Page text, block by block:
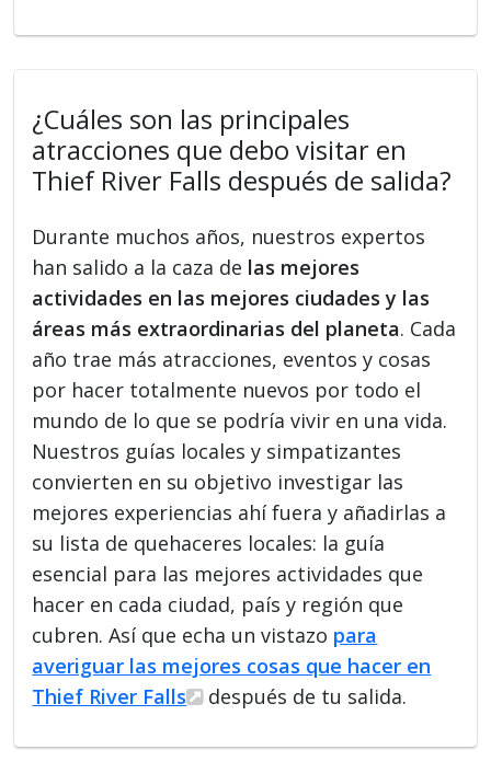
¿Cuáles son las principales
atracciones que debo visitar en
Thief River Falls después de salida?
Durante muchos años, nuestros expertos
han salido a la caza de las mejores
actividades en las mejores ciudades y las
áreas más extraordinarias del planeta. Cada
año trae más atracciones, eventos y cosas
por hacer totalmente nuevos por todo el
mundo de lo que se podría vivir en una vida.
Nuestros guías locales y simpatizantes
convierten en su objetivo investigar las
mejores experiencias ahí fuera y añadirlas a
su lista de quehaceres locales: la guía
esencial para las mejores actividades que
hacer en cada ciudad, país y región que
cubren. Así que echa un vistazo para
averiguar las mejores cosas que hacer en
Thief River Falls
después de tu salida.